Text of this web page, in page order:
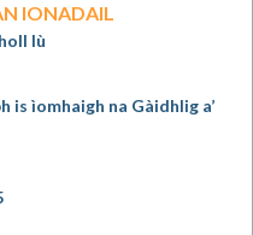
IONADAIL
Iù
is ìomhaigh na Gàidhlig a’